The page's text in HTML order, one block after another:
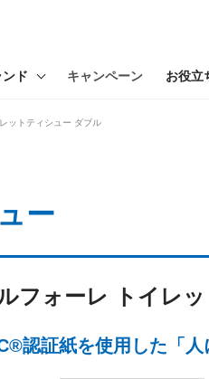
ンド キャンペーン お役立
ットティシュー ダブル
ー
フォーレ トイレ
認証紙を使用した「